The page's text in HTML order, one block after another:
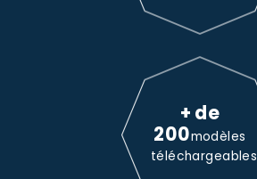
+ de
200modèles
téléchargeables